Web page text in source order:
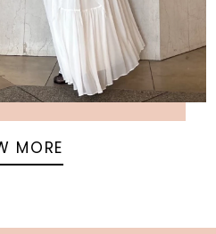
MORE